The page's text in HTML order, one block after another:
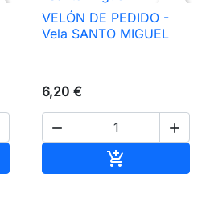
VELÓN DE PEDIDO -
Vela SANTO MIGUEL
6,20 €
 
